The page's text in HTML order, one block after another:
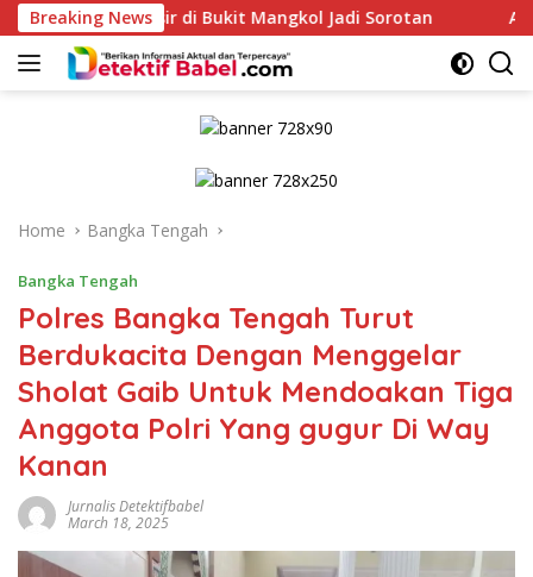
Skip
to
content
Breaking News
di Bukit Mangkol Jadi Sorotan Anak Petani Asal
Home Bangka Tengah
Bangka Tengah
Polres Bangka Tengah Turut
Berdukacita Dengan Menggelar
Sholat Gaib Untuk Mendoakan Tiga
Anggota Polri Yang gugur Di Way
Kanan
Jurnalis Detektifbabel
March 18, 2025